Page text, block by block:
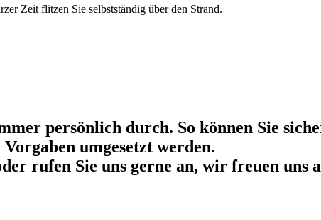
Zeit flitzen Sie selbstständig über den Strand.
persönlich durch. So können Sie
Vorgaben umgesetzt werden.
rufen Sie uns gerne an, wir freuen uns